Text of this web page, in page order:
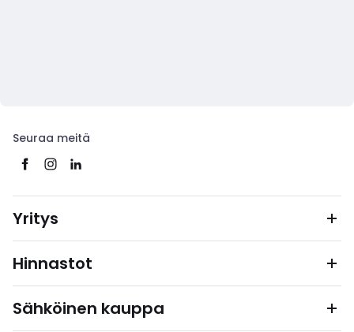
Seuraa meitä
Yritys
Hinnastot
Sähköinen kauppa